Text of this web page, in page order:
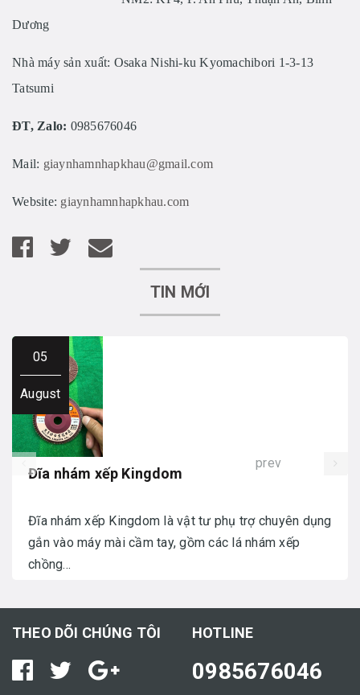
Dương
Nhà máy sản xuất: Osaka Nishi-ku Kyomachibori 1-3-13
Tatsumi
ĐT, Zalo: 0985676046
Mail: giaynhamnhapkhau@gmail.com
Website: giaynhamnhapkhau.com
TIN MỚI
05
August
Đĩa nhám xếp Kingdom
Đĩa nhám xếp Kingdom là vật tư phụ trợ chuyên dụng
gắn vào máy mài cầm tay, gồm các lá nhám xếp
chồng...
prev
THEO DÕI CHÚNG TÔI HOTLINE
0985676046